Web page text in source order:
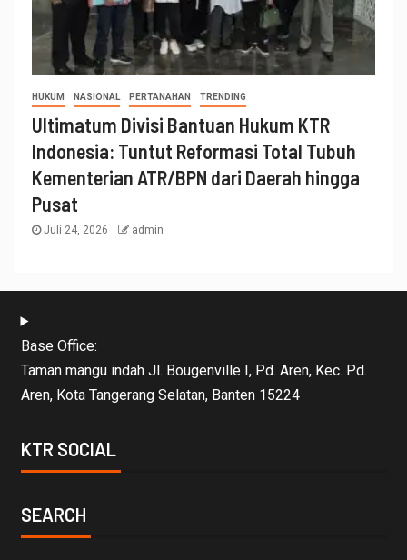
HUKUM NASIONAL PERTANAHAN TRENDING
Ultimatum Divisi Bantuan Hukum KTR
Indonesia: Tuntut Reformasi Total Tubuh
Kementerian ATR/BPN dari Daerah hingga
Pusat
Juli 24, 2026 admin
Base Office:
Taman mangu indah Jl. Bougenville I, Pd. Aren, Kec. Pd.
Aren, Kota Tangerang Selatan, Banten 15224
KTR SOCIAL
SEARCH